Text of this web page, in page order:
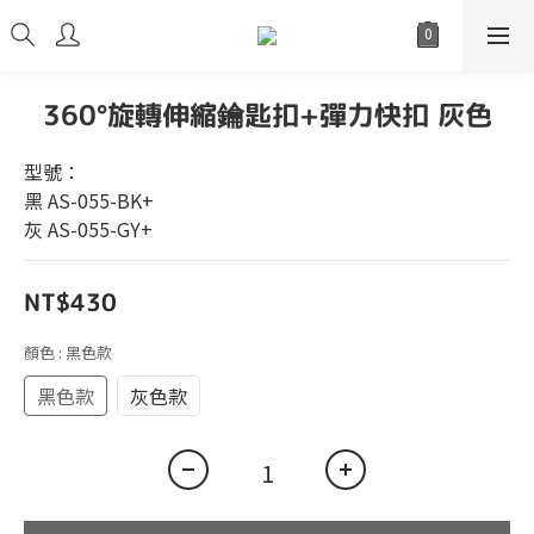
360°旋轉伸縮鑰匙扣+彈力快扣 灰色
型號：
黑 AS-055-BK+
灰 AS-055-GY+
NT$430
顏色 : 黑色款
黑色款 灰色款